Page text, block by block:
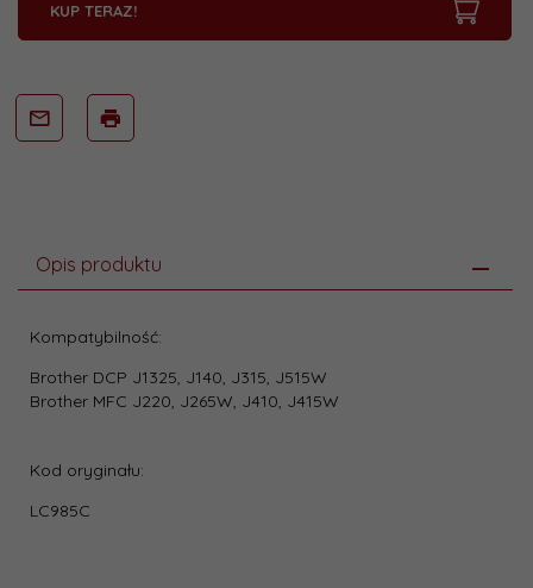
KUP TERAZ!
Opis produktu
Kompatybilność:
Brother DCP J1325, J140, J315, J515W
Brother MFC J220, J265W, J410, J415W
Kod oryginału:
LC985C